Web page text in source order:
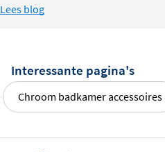
Lees blog
Interessante pagina's
Chroom badkamer accessoires